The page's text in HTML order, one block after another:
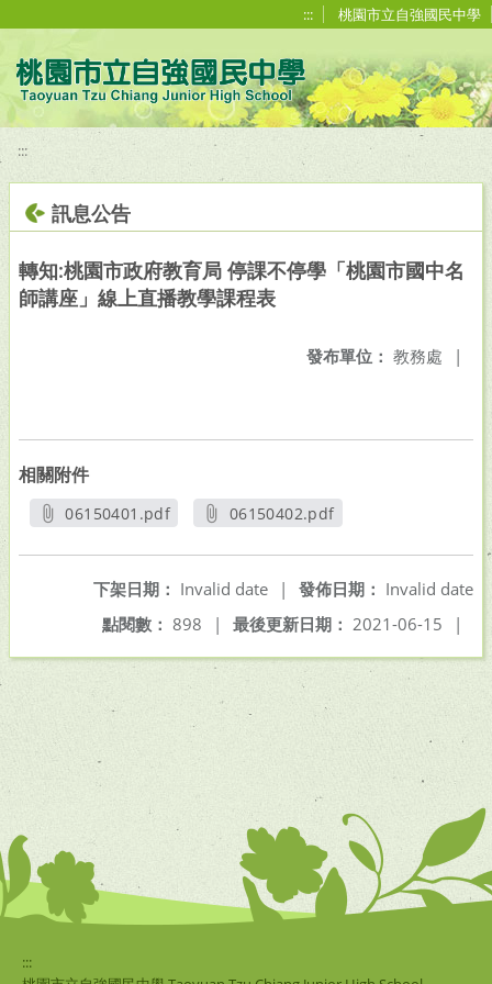
::: 桃園市立自強國民中學
:::
訊息公告
轉知:桃園市政府教育局 停課不停學「桃園市國中名
師講座」線上直播教學課程表
發布單位： 教務處 |
相關附件
06150401.pdf
06150402.pdf
發佈日期： Invalid date
下架日期： Invalid date
|
最後更新日期： 2021-06-15 |
點閱數： 898 |
:::